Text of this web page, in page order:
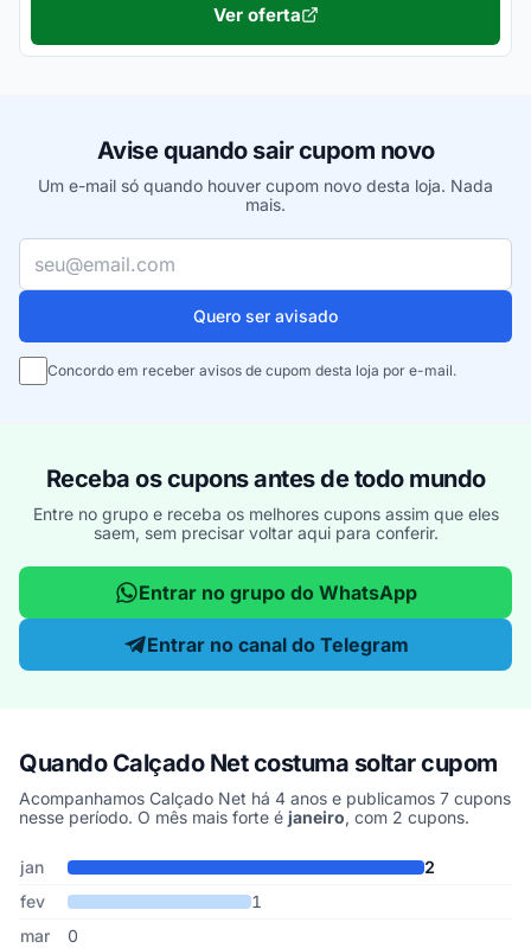
Ver oferta
Avise quando sair cupom novo
Um e-mail só quando houver cupom novo desta loja. Nada
mais.
Seu e-mail
Quero ser avisado
Concordo em receber avisos de cupom desta loja por e-mail.
Receba os cupons antes de todo mundo
Entre no grupo e receba os melhores cupons assim que eles
saem, sem precisar voltar aqui para conferir.
Entrar no grupo do WhatsApp
Entrar no canal do Telegram
Quando Calçado Net costuma soltar cupom
Acompanhamos Calçado Net há 4 anos e publicamos 7 cupons
nesse período. O mês mais forte é janeiro, com 2 cupons.
Cupons de Calçado Net publicados por mês, somando os últimos
Mês Cupons publicadosDesconto médio
jan
2
fev
1
mar
0